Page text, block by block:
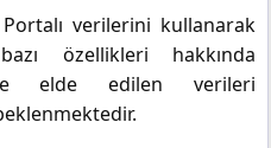
verilerini kullanarak
özellikleri hakkında
elde edilen verileri